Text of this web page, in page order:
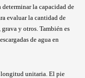
determinar la capacidad de
evaluar la cantidad de
y otros. También es
de agua en
unitaria. El pie